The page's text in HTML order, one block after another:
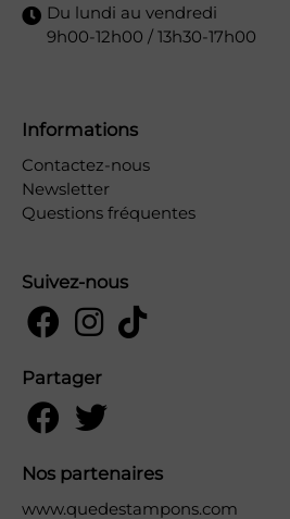
Du lundi au vendredi
9h00-12h00 / 13h30-17h00
Informations
Contactez-nous
Newsletter
Questions fréquentes
Suivez-nous
Partager
Nos partenaires
www.quedestampons.com